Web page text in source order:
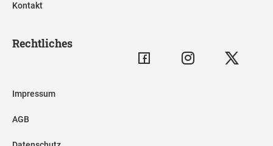
Kontakt
Rechtliches
Impressum
AGB